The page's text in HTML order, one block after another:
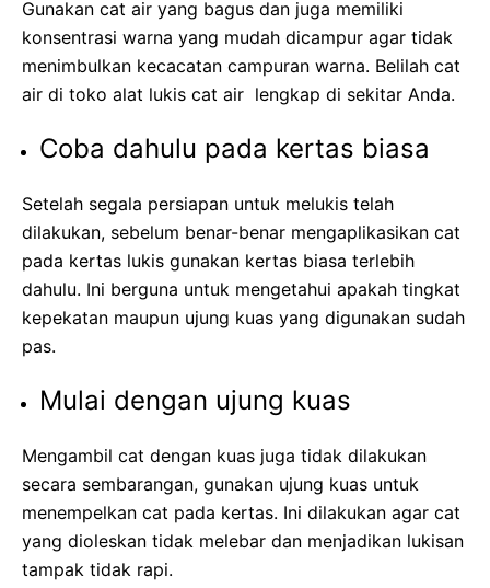
Gunakan cat air yang bagus dan juga memiliki
konsentrasi warna yang mudah dicampur agar tidak
menimbulkan kecacatan campuran warna. Belilah cat
air di toko alat lukis cat air lengkap di sekitar Anda.
Coba dahulu pada kertas biasa
Setelah segala persiapan untuk melukis telah
dilakukan, sebelum benar-benar mengaplikasikan cat
pada kertas lukis gunakan kertas biasa terlebih
dahulu. Ini berguna untuk mengetahui apakah tingkat
kepekatan maupun ujung kuas yang digunakan sudah
pas.
Mulai dengan ujung kuas
Mengambil cat dengan kuas juga tidak dilakukan
secara sembarangan, gunakan ujung kuas untuk
menempelkan cat pada kertas. Ini dilakukan agar cat
yang dioleskan tidak melebar dan menjadikan lukisan
tampak tidak rapi.